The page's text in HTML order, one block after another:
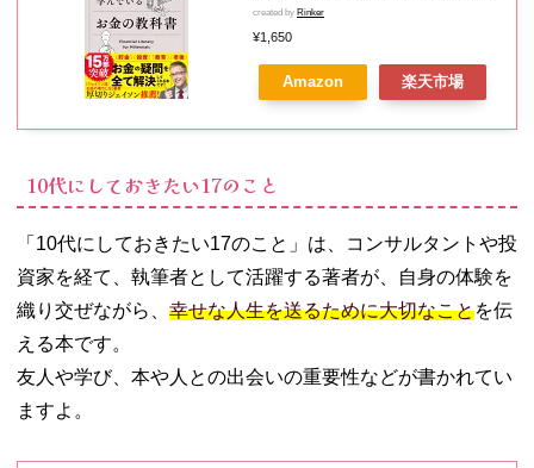
for Millennials [ アンドリュー・
O・スミス ]
created by Rinker
¥1,650
Amazon 楽天市場
10代にしておきたい17のこと
「10代にしておきたい17のこと」は、コンサルタントや投
資家を経て、執筆者として活躍する著者が、自身の体験を
織り交ぜながら、 幸せな人生を送るために大切なことを伝
える本です。
友人や学び、本や人との出会いの重要性などが書かれてい
ますよ。